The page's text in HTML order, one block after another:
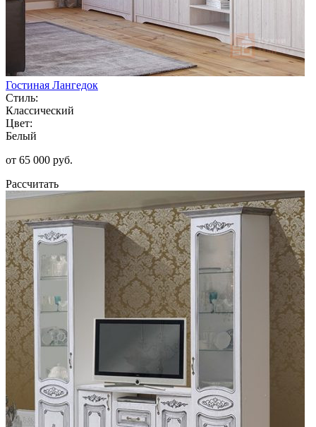
Гостиная Лангедок
Стиль:
Классический
Цвет:
Белый
от 65 000 руб.
Рассчитать